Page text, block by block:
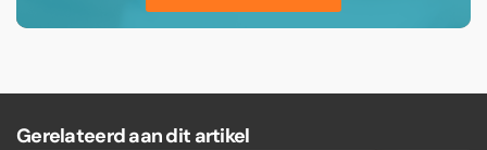
Gerelateerd aan dit artikel